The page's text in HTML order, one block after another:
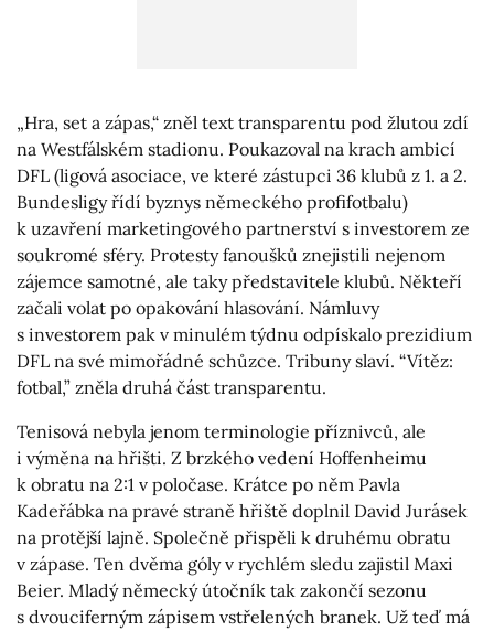
„Hra, set a zápas,“ zněl text transparentu pod žlutou zdí
na Westfálském stadionu. Poukazoval na krach ambicí
DFL (ligová asociace, ve které zástupci 36 klubů z 1. a 2.
Bundesligy řídí byznys německého profifotbalu)
k uzavření marketingového partnerství s investorem ze
soukromé sféry. Protesty fanoušků znejistili nejenom
zájemce samotné, ale taky představitele klubů. Někteří
začali volat po opakování hlasování. Námluvy
s investorem pak v minulém týdnu odpískalo prezidium
DFL na své mimořádné schůzce. Tribuny slaví. “Vítěz:
fotbal,” zněla druhá část transparentu.
Tenisová nebyla jenom terminologie příznivců, ale
i výměna na hřišti. Z brzkého vedení Hoffenheimu
k obratu na 2:1 v poločase. Krátce po něm Pavla
Kadeřábka na pravé straně hřiště doplnil David Jurásek
na protější lajně. Společně přispěli k druhému obratu
v zápase. Ten dvěma góly v rychlém sledu zajistil Maxi
Beier. Mladý německý útočník tak zakončí sezonu
s dvouciferným zápisem vstřelených branek. Už teď má